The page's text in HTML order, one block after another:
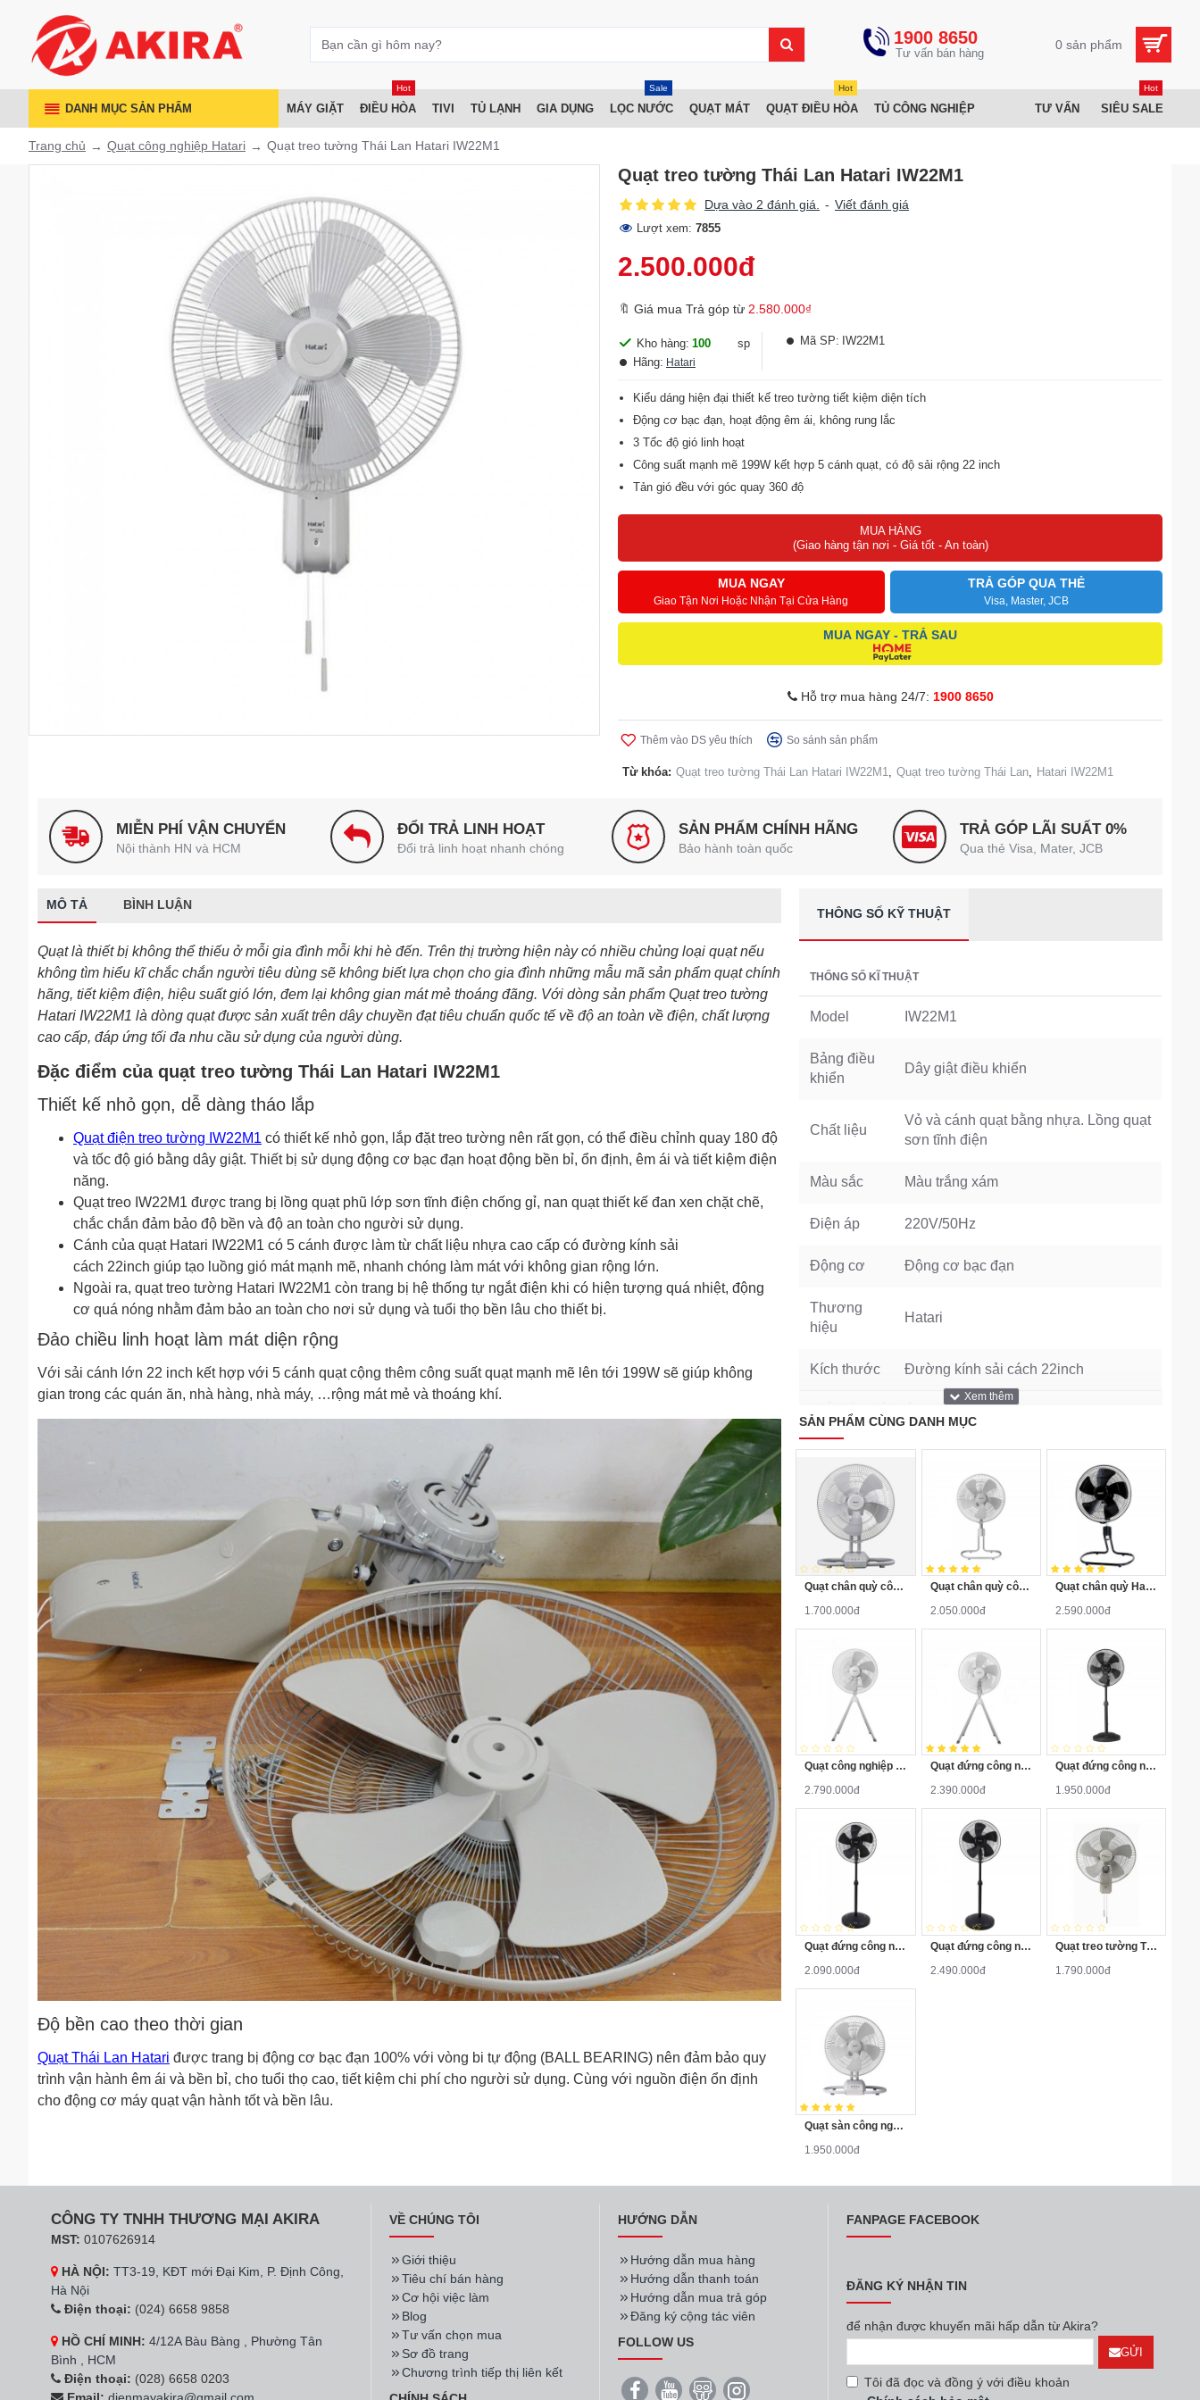
1900 8650 0 sản phẩm
DANH MỤC SẢN PHẨM MÁY GIẶT ĐIỀU HÒA
Hot
TIVI TỦ LẠNH GIA DỤNG LỌC NƯỚC
Sale
QUẠT MÁT QUẠT ĐIỀU HÒA
Hot
TỦ CÔNG NGHIỆP TƯ VẤN SIÊU SALE
Hot
Trang chủ Quạt công nghiệp Hatari Quạt treo tường Thái Lan Hatari IW22M1
Quạt treo tường Thái Lan Hatari IW22M1
Dựa vào 2 đánh giá. - Viết đánh giá
Lượt xem: 7855
2.500.000đ
🔖 Giá mua Trả góp từ 2.580.000₫
Kho hàng: 100
sp
Hãng: Hatari
Mã SP: IW22M1
Kiểu dáng hiện đại thiết kế treo tường tiết kiệm diện tích
Động cơ bạc đạn, hoạt động êm ái, không rung lắc
3 Tốc độ gió linh hoạt
Công suất mạnh mẽ 199W kết hợp 5 cánh quạt, có độ sải rộng 22 inch
Tản gió đều với góc quay 360 độ
MUA HÀNG
(Giao hàng tận nơi - Giá tốt - An toàn)
MUA NGAY
Giao Tận Nơi Hoặc Nhận Tại Cửa Hàng
TRẢ GÓP QUA THẺ
Visa, Master, JCB
MUA NGAY - TRẢ SAU
Hỗ trợ mua hàng 24/7: 1900 8650
Thêm vào DS yêu thích So sánh sản phẩm
Từ khóa: Quạt treo tường Thái Lan Hatari IW22M1, Quạt treo tường Thái Lan, Hatari IW22M1
MIỄN PHÍ VẬN CHUYỂN
Nội thành HN và HCM
ĐỔI TRẢ LINH HOẠT
Đổi trả linh hoạt nhanh chóng
SẢN PHẨM CHÍNH HÃNG
Bảo hành toàn quốc
TRẢ GÓP LÃI SUẤT 0%
Qua thẻ Visa, Mater, JCB
MÔ TẢ BÌNH LUẬN
Quạt là thiết bị không thể thiếu ở mỗi gia đình mỗi khi hè đến. Trên thị trường hiện này có nhiều chủng loại quạt nếu
không tìm hiểu kĩ chắc chắn người tiêu dùng sẽ không biết lựa chọn cho gia đình những mẫu mã sản phẩm quạt chính
hãng, tiết kiệm điện, hiệu suất gió lớn, đem lại không gian mát mẻ thoáng đãng. Với dòng sản phẩm Quạt treo tường
Hatari IW22M1 là dòng quạt được sản xuất trên dây chuyền đạt tiêu chuẩn quốc tế về độ an toàn về điện, chất lượng
cao cấp, đáp ứng tối đa nhu cầu sử dụng của người dùng.
Đặc điểm của quạt treo tường Thái Lan Hatari IW22M1
Thiết kế nhỏ gọn, dễ dàng tháo lắp
Quạt điện treo tường IW22M1 có thiết kế nhỏ gọn, lắp đặt treo tường nên rất gọn, có thể điều chỉnh quay 180 độ
và tốc độ gió bằng dây giật. Thiết bị sử dụng động cơ bạc đạn hoạt động bền bỉ, ổn định, êm ái và tiết kiệm điện
năng.
Quạt treo IW22M1 được trang bị lồng quạt phũ lớp sơn tĩnh điện chống gỉ, nan quạt thiết kế đan xen chặt chẽ,
chắc chắn đảm bảo độ bền và độ an toàn cho người sử dụng.
Cánh của quạt Hatari IW22M1 có 5 cánh được làm từ chất liệu nhựa cao cấp có đường kính sải
cách 22inch giúp tạo luồng gió mát mạnh mẽ, nhanh chóng làm mát với không gian rộng lớn.
Ngoài ra, quạt treo tường Hatari IW22M1 còn trang bị hệ thống tự ngắt điện khi có hiện tượng quá nhiệt, động
cơ quá nóng nhằm đảm bảo an toàn cho nơi sử dụng và tuổi thọ bền lâu cho thiết bị.
Đảo chiều linh hoạt làm mát diện rộng
Với sải cánh lớn 22 inch kết hợp với 5 cánh quạt cộng thêm công suất quạt mạnh mẽ lên tới 199W sẽ giúp không
gian trong các quán ăn, nhà hàng, nhà máy, …rộng mát mẻ và thoáng khí.
Độ bền cao theo thời gian
Quạt Thái Lan Hatari được trang bị động cơ bạc đạn 100% với vòng bi tự động (BALL BEARING) nên đảm bảo quy
trình vận hành êm ái và bền bỉ, cho tuổi thọ cao, tiết kiệm chi phí cho người sử dụng. Cùng với nguồn điện ổn định
cho động cơ máy quạt vận hành tốt và bền lâu.
THÔNG SỐ KỸ THUẬT
THỐNG SỐ KĨ THUẬT
Model IW22M1
Bảng điều
khiển
Dây giật điều khiển
Chất liệu
Vỏ và cánh quạt bằng nhựa. Lồng quạt
sơn tĩnh điện
Màu sắc Màu trắng xám
Điện áp 220V/50Hz
Động cơ Động cơ bạc đạn
Thương
hiệu
Hatari
Kích thước Đường kính sải cách 22inch
Xuất xứ Thái Lan
Bảo hành 12 tháng
SẢN PHẨM CÙNG DANH MỤC
Quạt chân quỳ công nghiệp Thái Lan Hatari IS18M2
1.700.000đ
Quạt chân quỳ công nghiệp Thái Lan Hatari IS18M1
2.050.000đ
Quạt chân quỳ Hatari Thái Lan IS22M1
2.590.000đ
Quạt công nghiệp Hatari IQ25M1 Thái Lan
2.790.000đ
Quạt đứng công nghiệp 4 chân HATARI IQ22M1
2.390.000đ
Quạt đứng công nghiệp Thái Lan Hatari IP18M1
1.950.000đ
Quạt đứng công nghiệp hatari IP20M1
2.090.000đ
Quạt đứng công nghiệp Thái Lan Hatari IP22M1
2.490.000đ
Quạt treo tường Thái Lan Hatari IW18M1
1.790.000đ
Quạt sàn công nghiệp Thái Lan Hatari IT18M2
1.950.000đ
CÔNG TY TNHH THƯƠNG MẠI AKIRA
MST: 0107626914
HÀ NỘI: TT3-19, KĐT mới Đại Kim, P. Định Công,
Hà Nội
Điện thoại: (024) 6658 9858
HỒ CHÍ MINH: 4/12A Bàu Bàng , Phường Tân
Bình , HCM
Điện thoại: (028) 6658 0203
VỀ CHÚNG TÔI
Giới thiệu
Tiêu chí bán hàng
Cơ hội việc làm
Blog
Tư vấn chọn mua
Sơ đồ trang
Chương trình tiếp thị liên kết
HƯỚNG DẪN
Hướng dẫn mua hàng
Hướng dẫn thanh toán
Hướng dẫn mua trả góp
Đăng ký cộng tác viên
FOLLOW US
FANPAGE FACEBOOK
ĐĂNG KÝ NHẬN TIN
để nhận được khuyến mãi hấp dẫn từ Akira?
GỬI
Tôi đã đọc và đồng ý với điều khoản